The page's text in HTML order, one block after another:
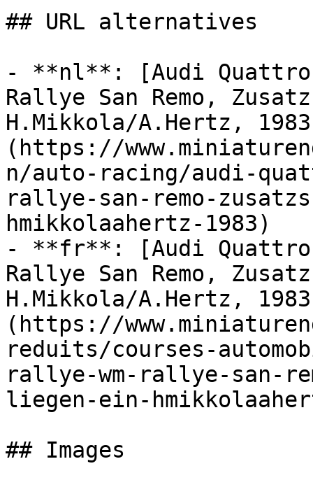
## URL alternatives
- **nl**: [Audi Quattro
Rallye San Remo,
H.Mikkola/A.Hertz,
(https://
n/auto-racing/audi-
rallye-san-remo-
hmikkolaahertz-1983)
- **fr**: [Audi Quattro
Rallye San Remo,
H.Mikkola/A.Hertz,
(https://
reduits/courses-
rallye-wm-rallye-san-
liegen-ein-
## Images